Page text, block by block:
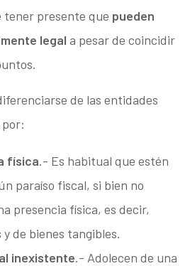
tener presente que pueden
legal a pesar de coincidir
de las entidades
física.- Es habitual que estén
paraíso fiscal, si bien no
presencia física, es decir,
de bienes tangibles.
inexistente.- Adolecen de una